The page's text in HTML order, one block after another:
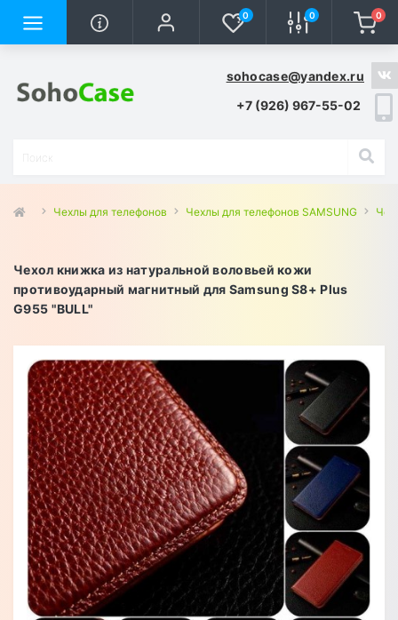
0 0 0
sohocase@yandex.ru
+7 (926) 967-55-02
Чехлы для телефонов Чехлы для телефонов SAMSUNG
Чехол книжка из натуральной воловьей кожи
противоударный магнитный для Samsung S8+ Plus
G955 "BULL"